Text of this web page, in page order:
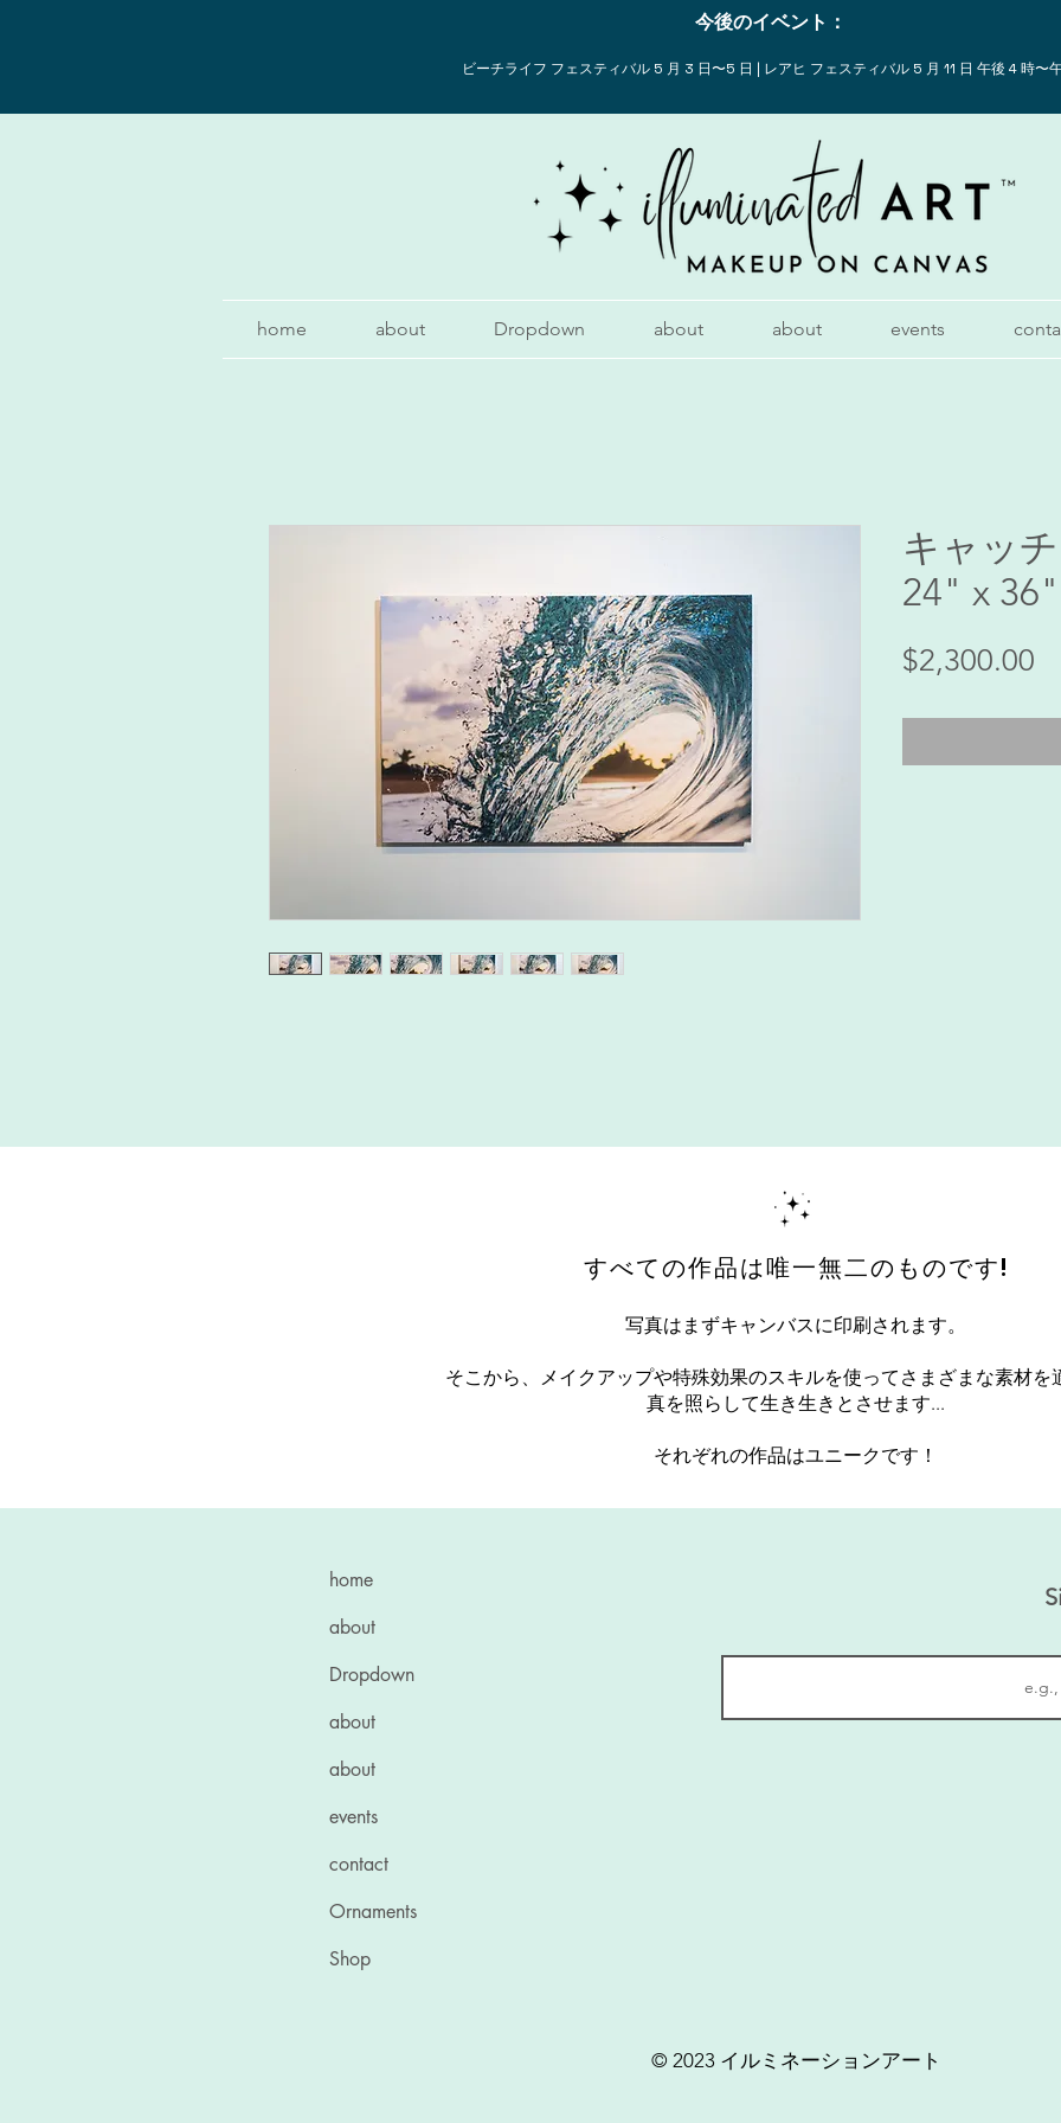
今後のイベント：
ビーチライフ フェスティバル 5 月 3 日〜5 日 | レアヒ フェスティバル 5 月 11 日 午後 4 時〜
home about Dropdown about about events
キャッ
24" x 36"
$2,300.00
すべての作品は唯一無二のものです!
写真はまずキャンバスに印刷されます。
そこから、メイクアップや特殊効果のスキルを使ってさまざまな素材を
真を照らして生き生きとさせます...
それぞれの作品はユニークです！
home
about
Dropdown
about
about
events
contact
Ornaments
Shop
© 2023 イルミネーションアート